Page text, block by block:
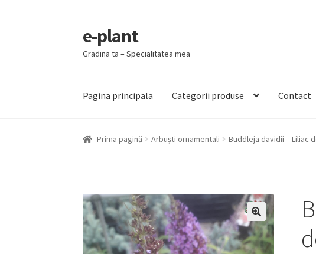
Sari
la
navigare
Sari
la
conținut
e-plant
Gradina ta – Specialitatea mea
Pagina principala Categorii produse Contact
Prima pagină Arbuști ornamentali Buddleja davidii – Liliac
🔍